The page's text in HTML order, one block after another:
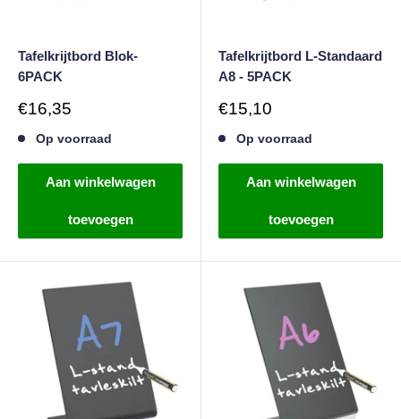
Tafelkrijtbord Blok-
6PACK
Verkoopprijs
€16,35
Op voorraad
Aan winkelwagen
toevoegen
Tafelkrijtbord L-Standaard
A8 - 5PACK
Verkoopprijs
€15,10
Op voorraad
Aan winkelwagen
toevoegen